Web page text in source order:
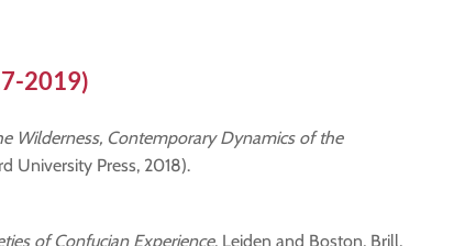
-2019)
Wilderness, Contemporary Dynamics of the
University Press, 2018).
of Confucian Experience, Leiden and Boston, Brill,